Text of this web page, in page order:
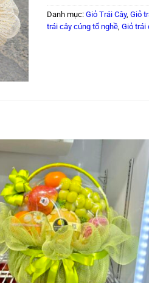
Danh mục: Giỏ Trái Cây, Giỏ
trái cây cúng tổ nghề Giỏ trái